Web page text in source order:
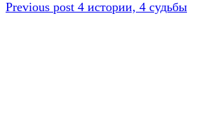
запись:
Previous post 4 истории, 4 судьбы